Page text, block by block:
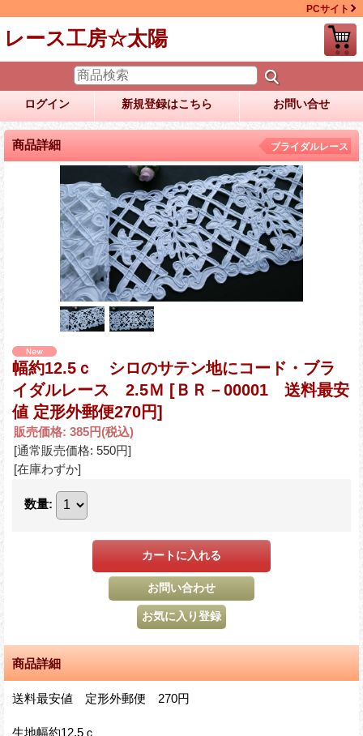
PCサイト
レース工房☆太陽
ログイン 新規登録はこちら お問い合せ
商品詳細 ブライダルレース
幅約12.5ｃ シロのサテン地にコード・ブラ
イダルレース 2.5Ｍ [ＢＲ－00001 送料最安
値 定形外郵便270円]
販売価格: 385円(税込)
[通常販売価格: 550円]
[在庫わずか]
数量:
商品詳細
送料最安値 定形外郵便 270円
生地幅約12.5ｃ